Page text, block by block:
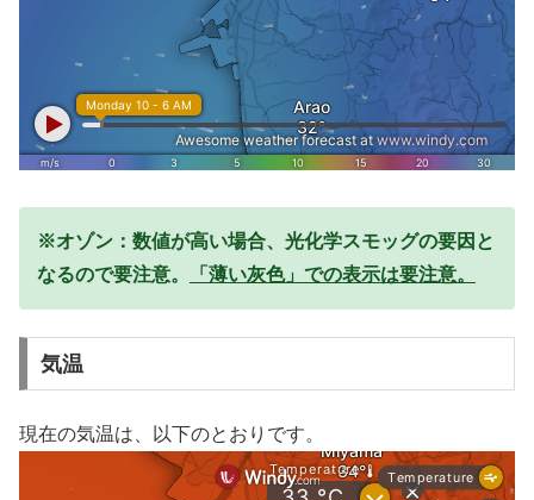
※オゾン：数値が高い場合、光化学スモッグの要因と
なるので要注意。
「薄い灰色」での表示は要注意。
気温
現在の気温は、以下のとおりです。